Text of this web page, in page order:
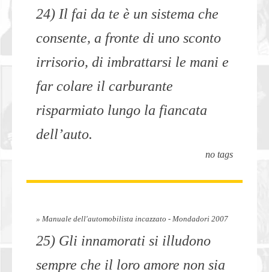
24) Il fai da te è un sistema che
consente, a fronte di uno sconto
irrisorio, di imbrattarsi le mani e
far colare il carburante
risparmiato lungo la fiancata
dell’auto.
no tags
» Manuale dell'automobilista incazzato - Mondadori 2007
25) Gli innamorati si illudono
sempre che il loro amore non sia